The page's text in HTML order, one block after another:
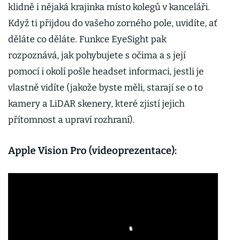
klidně i nějaká krajinka místo kolegů v kanceláři.
Když ti přijdou do vašeho zorného pole, uvidíte, ať
děláte co děláte. Funkce EyeSight pak
rozpoznává, jak pohybujete s očima a s její
pomocí i okolí pošle headset informaci, jestli je
vlastně vidíte (jakože byste měli, starají se o to
kamery a LiDAR skenery, které zjistí jejich
přítomnost a upraví rozhraní).
Apple Vision Pro (videoprezentace):